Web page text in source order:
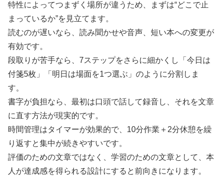
特性によってつまずく場所が違うため、まずは“どこで止
まっているか”を見立てます。
読むのが遅いなら、読み聞かせや音声、短い本への変更が
有効です。
段取りが苦手なら、7ステップをさらに細かくし「今日は
付箋5枚」「明日は場面を1つ選ぶ」のように分割しま
す。
書字が負担なら、最初は口頭で話して録音し、それを文章
に直す方法が現実的です。
時間管理はタイマーが効果的で、10分作業＋2分休憩を繰
り返すと集中が続きやすいです。
評価のための文章ではなく、学習のための文章として、本
人が達成感を得られる設計にすると前向きになります。